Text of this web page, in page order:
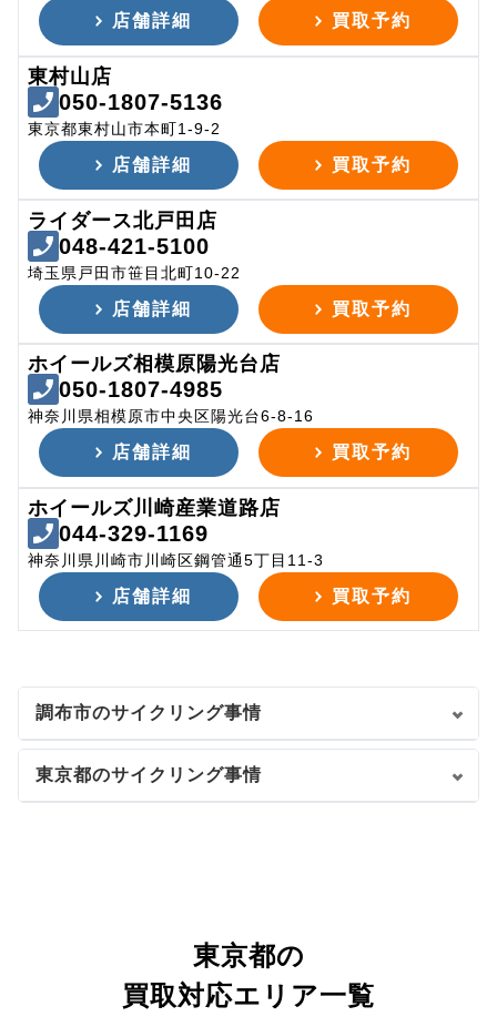
店舗詳細 買取予約
東村山店
050-1807-5136
東京都東村山市本町1-9-2
店舗詳細 買取予約
ライダース北戸田店
048-421-5100
埼玉県戸田市笹目北町10-22
店舗詳細 買取予約
ホイールズ相模原陽光台店
050-1807-4985
神奈川県相模原市中央区陽光台6-8-16
店舗詳細 買取予約
ホイールズ川崎産業道路店
044-329-1169
神奈川県川崎市川崎区鋼管通5丁目11-3
店舗詳細 買取予約
調布市のサイクリング事情
東京都のサイクリング事情
東京都の
買取対応エリア一覧